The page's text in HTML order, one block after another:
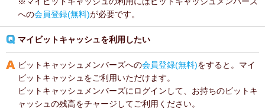
への会員登録(無料)が必要です。
マイビットキャッシュを利用したい
ビットキャッシュメンバーズへの会員登録(無料)をすると。マイ
ビットキャッシュをご利用いただけます。
ビットキャッシュメンバーズにログインして、お持ちのビットキ
ャッシュの残高をチャージしてご利用ください。